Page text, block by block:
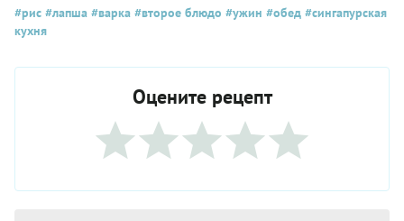
#рис #лапша #варка #второе блюдо #ужин #обед #сингапурская
кухня
Оцените рецепт